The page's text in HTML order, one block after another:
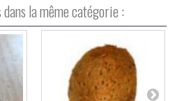
la même catégorie :